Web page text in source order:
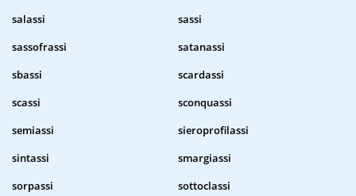
salassi
sassi
sassofrassi
satanassi
sbassi
scardassi
scassi
sconquassi
semiassi
sieroprofilassi
sintassi
smargiassi
sorpassi
sottoclassi